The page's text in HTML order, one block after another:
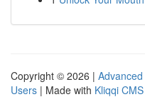
Copyright © 2026 |
Users | Made with Kliqqi CMS